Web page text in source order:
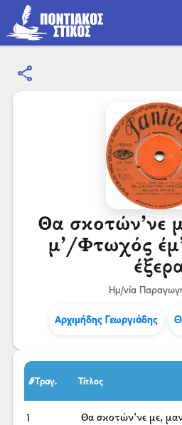
share
Θα σκοτών’νε
μ’/Φτωχός
Ημ/νία
Αρχιμήδης Γεωργιάδης
#Τραγ. Τίτλος
1 Θα σκοτών’νε με,